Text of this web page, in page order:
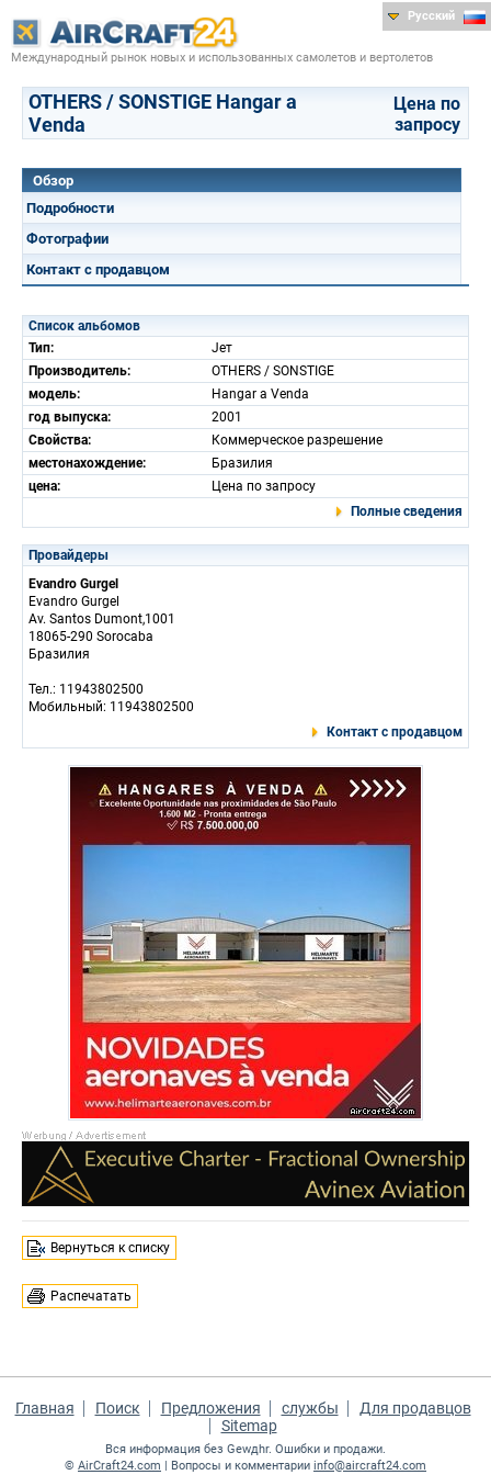
Международный рынок новых и использованных самолетов и вертолетов
Русский
OTHERS / SONSTIGE Hangar а
Venda
Цена по
запросу
Обзор
Подробности
Фотографии
Контакт с продавцом
Список альбомов
Тип:
Jет
Производитель:
OTHERS / SONSTIGE
модель:
Hangar а Venda
год выпуска:
2001
Свойства:
Коммерческое разрешение
местонахождение:
Бразилия
цена:
Цена по запросу
Полные сведения
Провайдеры
Evandro Gurgel
Evandro Gurgel
Av. Santos Dumont,1001
18065-290 Sorocaba
Бразилия
Тел.: 11943802500
Мобильный: 11943802500
Контакт с продавцом
Вернуться к списку
Распечатать
Главная Поиск Предложения службы
Для продавцов
Sitemap
Вся информация без Gewдhr. Ошибки и продажи.
© AirCraft24.com | Вопросы и комментарии info@aircraft24.com